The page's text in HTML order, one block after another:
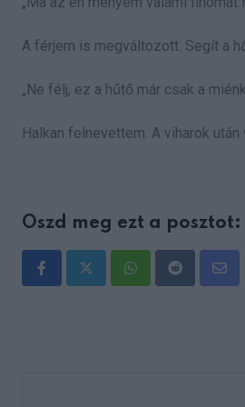
A férjem is megváltozott. Segít a
„Ne félj, ez a hűtő már csak a
Halkan felnevettem. A viharok
Oszd meg ezt a posztot:
WhatsappRedditShare